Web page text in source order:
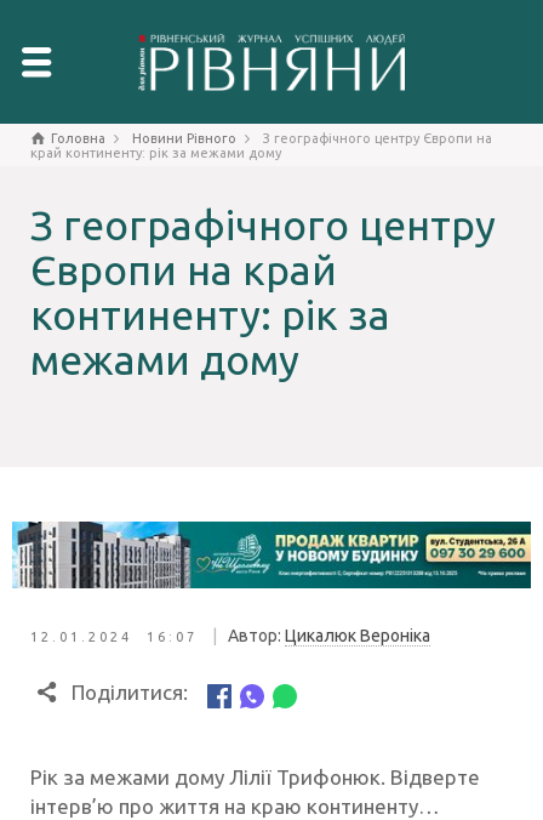
Головна Новини Рівного
З географічного центру Європи на
край континенту: рік за межами дому
З географічного центру
Європи на край
континенту: рік за
межами дому
12.01.2024 16:07 Автор: Цикалюк Вероніка
Поділитися:
Рік за межами дому Лілії Трифонюк. Відверте
інтерв’ю про життя на краю континенту…